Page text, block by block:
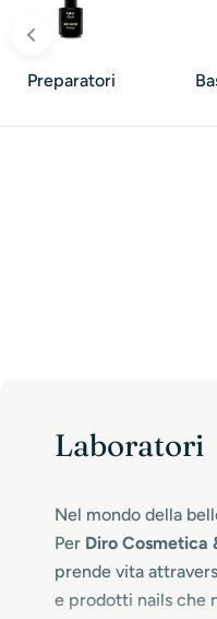
Preparatori
Laboratori
Nel mondo della
Per Diro Cosmetica
prende vita
e prodotti nails che